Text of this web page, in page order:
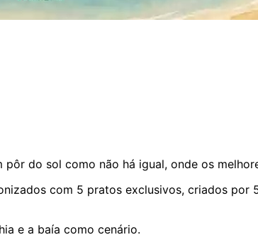
do sol como não há igual, onde os
com 5 pratos exclusivos, criados
e a baía como cenário.